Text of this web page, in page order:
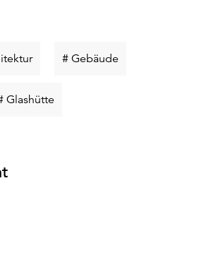
Schlüsselwort
# Gebäude
Glashütte